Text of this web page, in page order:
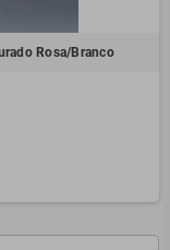
Rosa/Branco